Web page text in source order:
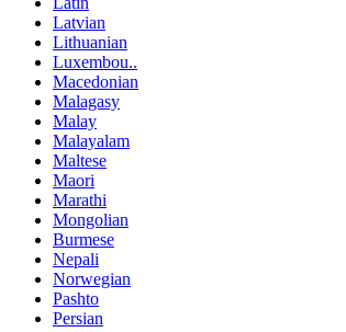
Latvian
Lithuanian
Luxembou..
Macedonian
Malagasy
Malay
Malayalam
Maltese
Maori
Marathi
Mongolian
Burmese
Nepali
Norwegian
Pashto
Persian